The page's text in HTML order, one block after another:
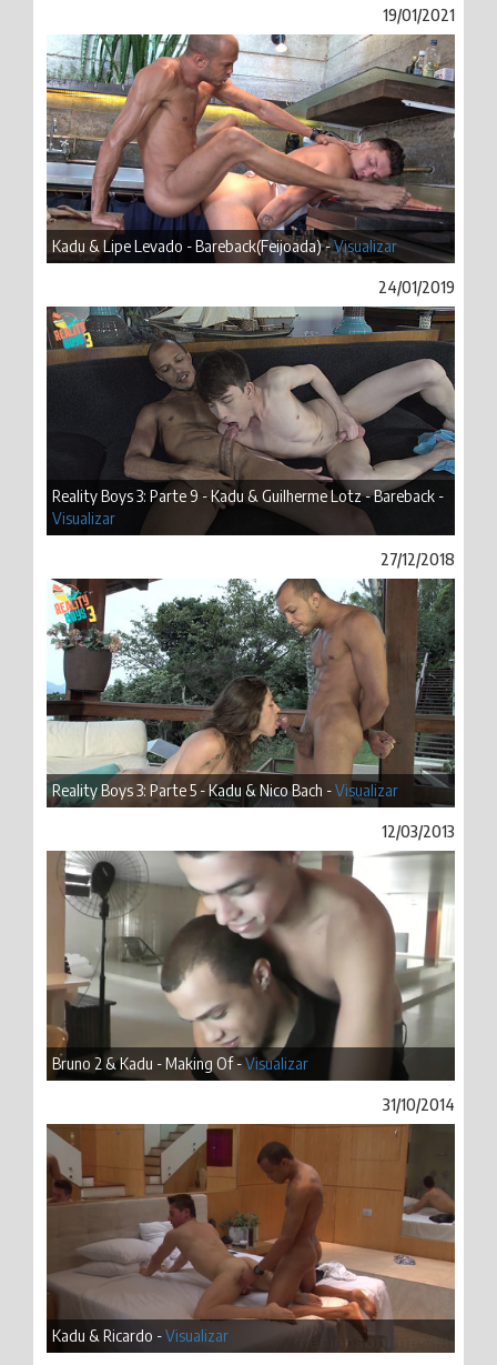
19/01/2021
Kadu & Lipe Levado - Bareback(Feijoada) -Visualizar
24/01/2019
Reality Boys 3: Parte 9 - Kadu & Guilherme Lotz - Bareback -
Visualizar
27/12/2018
Reality Boys 3: Parte 5 - Kadu & Nico Bach -Visualizar
12/03/2013
Bruno 2 & Kadu - Making Of -Visualizar
31/10/2014
Kadu & Ricardo -Visualizar